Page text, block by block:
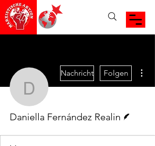
Daniella
Nachricht Folgen
Daniella Fernández Realin